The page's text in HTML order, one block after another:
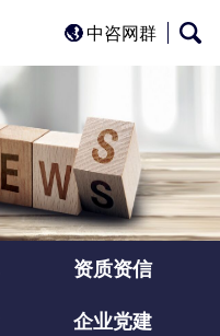
中咨网群
资质资信
企业党建